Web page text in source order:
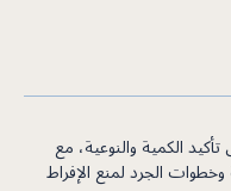
الكمية والنوعية، مع
الجرد لمنع الإفراط